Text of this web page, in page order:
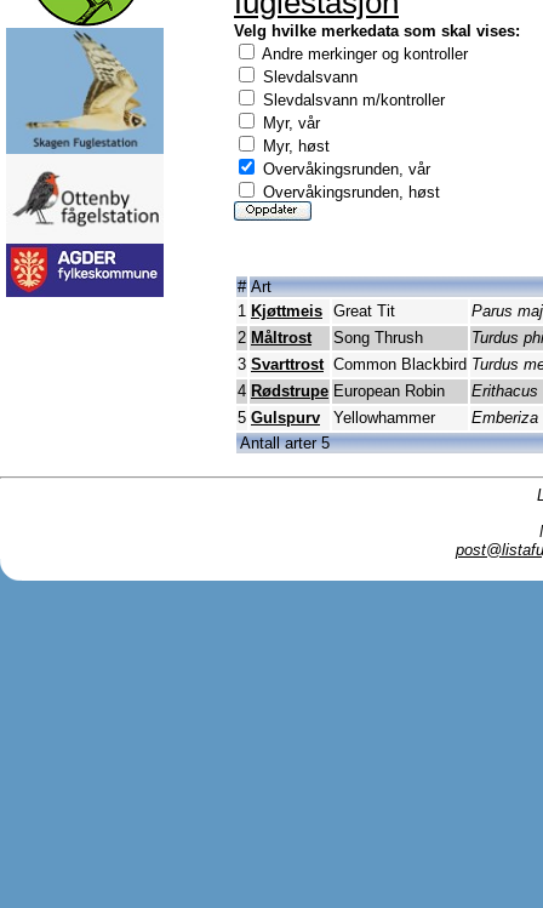
Velg hvilke merkedata som skal vises:
Andre merkinger og kontroller
Slevdalsvann
Slevdalsvann m/kontroller
Myr, vår
Myr, høst
Overvåkingsrunden, vår
Overvåkingsrunden, høst
# Art
1 Kjøttmeis Great Tit
Parus
2 Måltrost Song Thrush
Turdus
3 Svarttrost Common Blackbird Turdus
4 Rødstrupe European Robin
Erithacus
5 Gulspurv Yellowhammer
Emberiza
Antall arter 5